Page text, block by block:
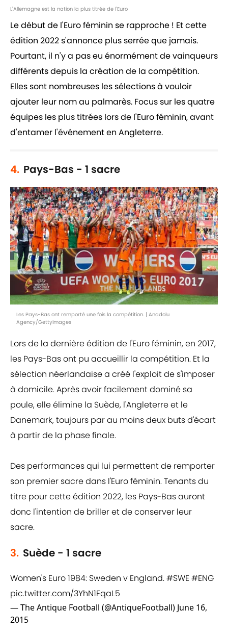
L'Allemagne est la nation la plus titrée de l'Euro
Le début de l'Euro féminin se rapproche ! Et cette
édition 2022 s'annonce plus serrée que jamais.
Pourtant, il n'y a pas eu énormément de vainqueurs
différents depuis la création de la compétition.
Elles sont nombreuses les sélections à vouloir
ajouter leur nom au palmarès. Focus sur les quatre
équipes les plus titrées lors de l'Euro féminin, avant
d'entamer l'événement en Angleterre.
4. Pays-Bas - 1 sacre
Les Pays-Bas ont remporté une fois la compétition. | Anadolu
Agency/GettyImages
Lors de la dernière édition de l'Euro féminin, en 2017,
les Pays-Bas ont pu accueillir la compétition. Et la
sélection néerlandaise a créé l'exploit de s'imposer
à domicile. Après avoir facilement dominé sa
poule, elle élimine la Suède, l'Angleterre et le
Danemark, toujours par au moins deux buts d'écart
à partir de la phase finale.
Des performances qui lui permettent de remporter
son premier sacre dans l'Euro féminin. Tenants du
titre pour cette édition 2022, les Pays-Bas auront
donc l'intention de briller et de conserver leur
sacre.
3. Suède - 1 sacre
Women's Euro 1984: Sweden v England.#SWE#ENG
pic.twitter.com/3YhN1FqaL5
— The Antique Football (@AntiqueFootball) June 16,
2015